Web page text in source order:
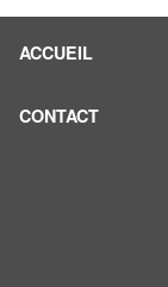
ACCUEIL
CONTACT